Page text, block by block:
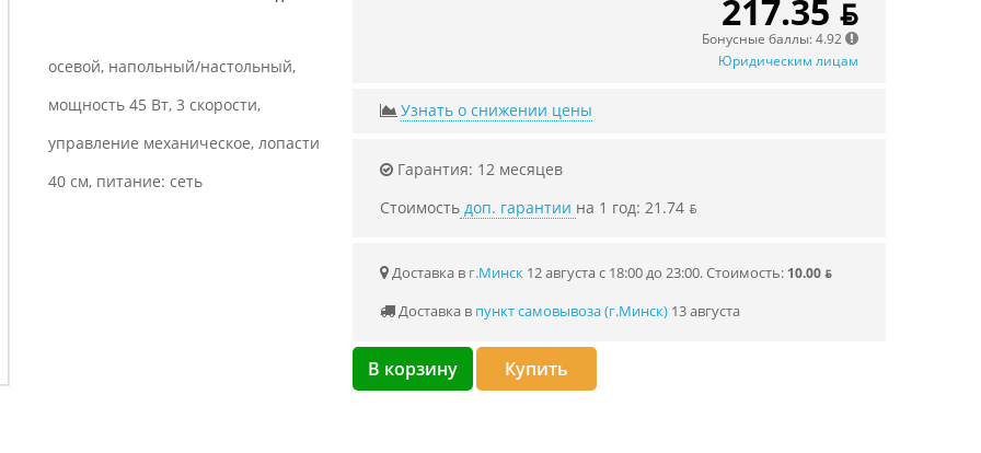
осевой, напольный/настольный,
мощность 45 Вт, 3 скорости,
управление механическое, лопасти
40 см, питание: сеть
217.35 ƃ
Бонусные баллы: 4.92
Юридическим лицам
Узнать о снижении цены
Гарантия: 12 месяцев
Стоимостьдоп. гарантии на 1 год: 21.74 ƃ
Доставка в г.Минск12 августа с 18:00 до 23:00.Стоимость: 10.00 ƃ
Доставка в пункт самовывоза (г.Минск)13 августа
В корзину Купить